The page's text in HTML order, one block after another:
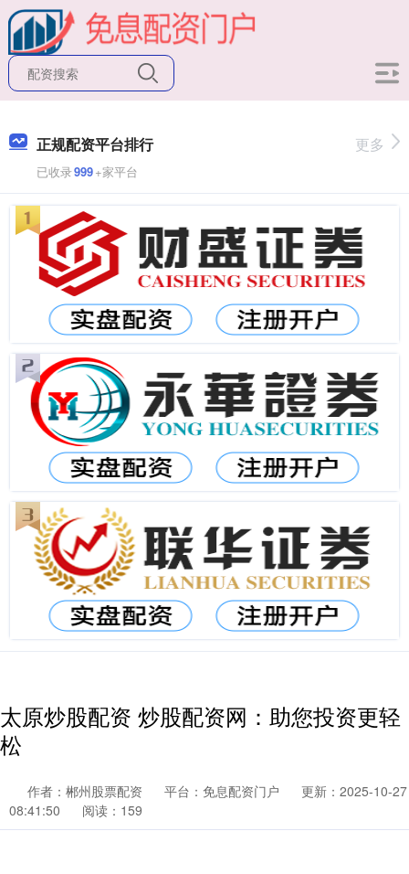
正规配资平台排行
已收录999+家平台
更多
太原炒股配资 炒股配资网：助您投资更轻
松
作者：郴州股票配资 平台：免息配资门户
更新：2025-10-27
08:41:50
阅读：159